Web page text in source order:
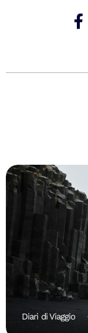
Diari di Viaggio